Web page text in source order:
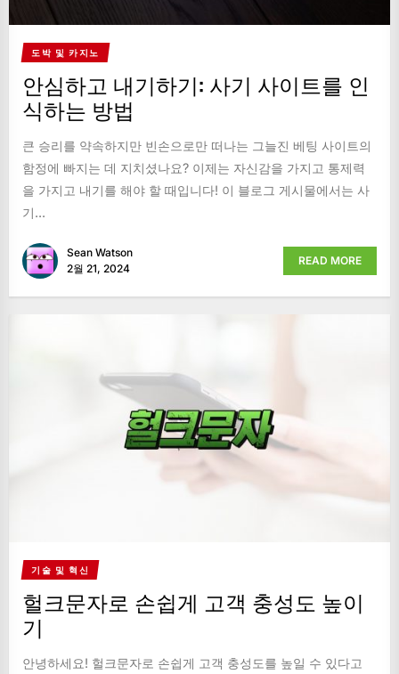
도박 및 카지노
안심하고 내기하기: 사기 사이트를 인
식하는 방법
큰 승리를 약속하지만 빈손으로만 떠나는 그늘진 베팅 사이트의
함정에 빠지는 데 지치셨나요? 이제는 자신감을 가지고 통제력
을 가지고 내기를 해야 할 때입니다! 이 블로그 게시물에서는 사
기...
Sean Watson
2월 21, 2024
READ MORE
기술 및 혁신
헐크문자로 손쉽게 고객 충성도 높이
기
안녕하세요! 헐크문자로 손쉽게 고객 충성도를 높일 수 있다고